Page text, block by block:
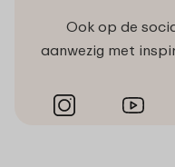
Ook op de
aanwezig met